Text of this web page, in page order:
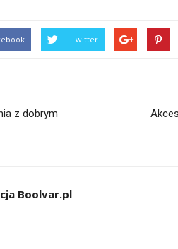
Twitter
z dobrym
Boolvar.pl